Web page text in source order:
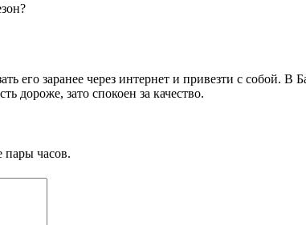
его заранее через интернет и привезти с
дороже, зато спокоен за качество.
пары часов.